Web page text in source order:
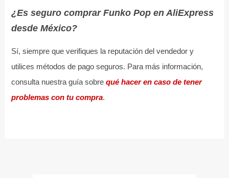
¿Es seguro comprar Funko Pop en AliExpress
desde México?
Sí, siempre que verifiques la reputación del vendedor y
utilices métodos de pago seguros. Para más información,
consulta nuestra guía sobre qué hacer en caso de tener
problemas con tu compra.